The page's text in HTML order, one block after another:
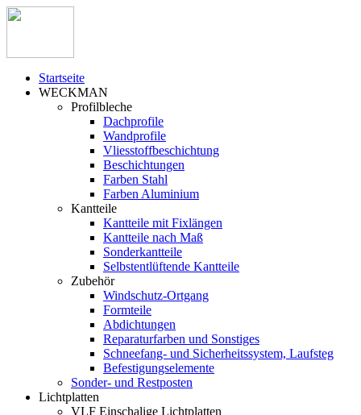
Startseite
WECKMAN
Profilbleche
Dachprofile
Wandprofile
Vliesstoffbeschichtung
Beschichtungen
Farben Stahl
Farben Aluminium
Kantteile
Kantteile mit Fixlängen
Kantteile nach Maß
Sonderkantteile
Selbstentlüftende Kantteile
Zubehör
Windschutz-Ortgang
Formteile
Abdichtungen
Reparaturfarben und Sonstiges
Schneefang- und Sicherheitssystem, Laufsteg
Befestigungselemente
Sonder- und Restposten
Lichtplatten
VLF Einschalige Lichtplatten